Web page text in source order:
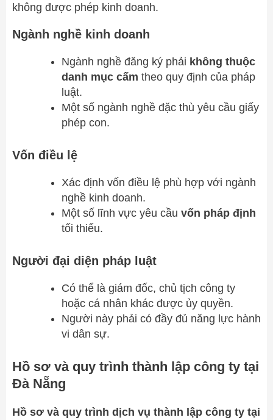
không được phép kinh doanh.
Ngành nghề kinh doanh
Ngành nghề đăng ký phải không thuộc
danh mục cấm theo quy định của pháp
luật.
Một số ngành nghề đặc thù yêu cầu giấy
phép con.
Vốn điều lệ
Xác định vốn điều lệ phù hợp với ngành
nghề kinh doanh.
Một số lĩnh vực yêu cầu vốn pháp định
tối thiểu.
Người đại diện pháp luật
Có thể là giám đốc, chủ tịch công ty
hoặc cá nhân khác được ủy quyền.
Người này phải có đầy đủ năng lực hành
vi dân sự.
Hồ sơ và quy trình thành lập công ty tại
Đà Nẵng
Hồ sơ và quy trình dịch vụ thành lập công ty tại